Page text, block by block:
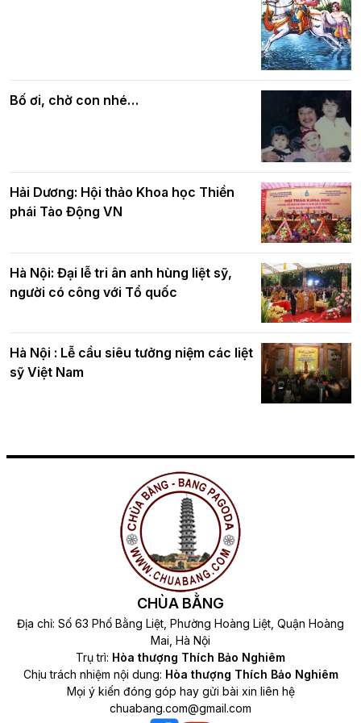
nhân mùa Phật đản PL.2570
Phật giáo chính tín Phần 7: Luật nhân
quả
Bố ơi, chờ con nhé…
Hải Dương: Hội thảo Khoa học Thiền
phái Tào Động VN
Hà Nội: Đại lễ tri ân anh hùng liệt sỹ,
người có công với Tổ quốc
Hà Nội : Lễ cầu siêu tưởng niệm các liệt
sỹ Việt Nam
CHÙA BẰNG
Địa chỉ: Số 63 Phố Bằng Liệt, Phường Hoàng Liệt, Quận Hoàng
Mai, Hà Nội
Trụ trì: Hòa thượng Thích Bảo Nghiêm
Chịu trách nhiệm nội dung: Hòa thượng Thích Bảo Nghiêm
Mọi ý kiến đóng góp hay gửi bài xin liên hệ
chuabang.com@gmail.com